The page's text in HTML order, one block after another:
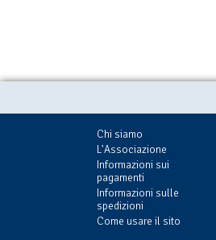
Chi siamo
L'Associazione
Informazioni sui
pagamenti
Informazioni sulle
spedizioni
Come usare il sito